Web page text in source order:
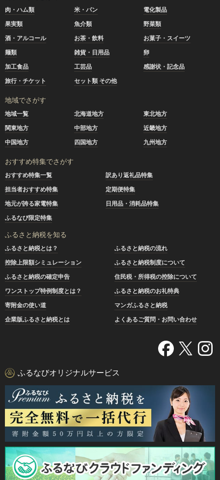
肉・ハム類 米・パン
電化製品
果実類
魚介類
野菜類
酒・アルコール
お茶・飲料
お菓子・スイーツ
麺類
雑貨・日用品
卵
加工食品
工芸品
感謝状・記念品
旅行・チケット
セット類 その他
地域でさがす
地域一覧 北海道地方
東北地方
関東地方
中部地方
近畿地方
中国地方
四国地方 九州地方
おすすめ特集でさがす
おすすめ特集一覧
訳あり返礼品特集
担当者おすすめ特集
定期便特集
地元が誇る家電特集
日用品・消耗品特集
ふるなび限定特集
ふるさと納税を知る
ふるさと納税とは？
ふるさと納税の流れ
控除上限額シミュレーション
ふるさと納税制度について
ふるさと納税の確定申告
住民税・所得税の控除について
ワンストップ特例制度とは？
ふるさと納税のお礼特典
寄附金の使い道
マンガふるさと納税
企業版ふるさと納税とは
よくあるご質問・お問い合わせ
ふるなびオリジナルサービス